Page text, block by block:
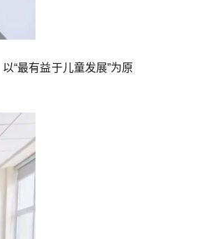
“最有益于儿童发展”为原